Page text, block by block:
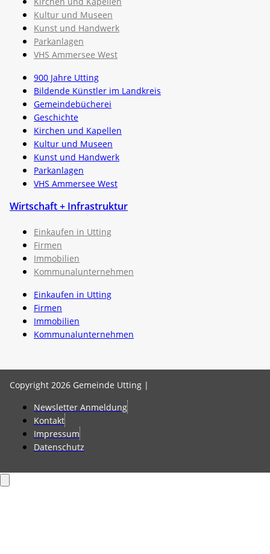
Kultur und Museen
Kunst und Handwerk
Parkanlagen
VHS Ammersee West
900 Jahre Utting
Bildende Künstler im Landkreis
Gemeindebücherei
Geschichte
Kirchen und Kapellen
Kultur und Museen
Kunst und Handwerk
Parkanlagen
VHS Ammersee West
Wirtschaft + Infrastruktur
Einkaufen in Utting
Firmen
Immobilien
Kommunalunternehmen
Einkaufen in Utting
Firmen
Immobilien
Kommunalunternehmen
Copyright 2026 Gemeinde Utting |
Newsletter Anmeldung
Kontakt
Impressum
Datenschutz